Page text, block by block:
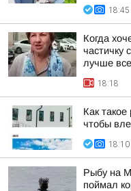
18:45
Когда
частичку
лучше
18:18
Как
чтобы
18:10
Рыбу на
поймал